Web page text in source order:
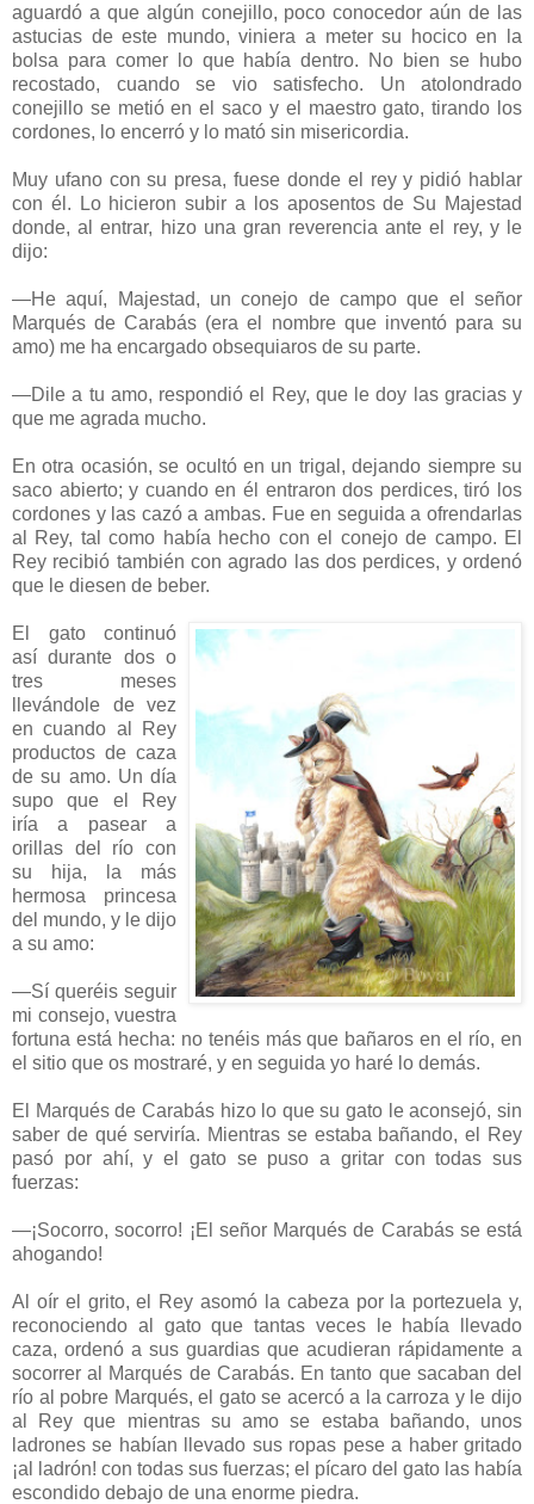
aguardó a que algún conejillo, poco conocedor aún de las
astucias de este mundo, viniera a meter su hocico en la
bolsa para comer lo que había dentro. No bien se hubo
recostado, cuando se vio satisfecho. Un atolondrado
conejillo se metió en el saco y el maestro gato, tirando los
cordones, lo encerró y lo mató sin misericordia.
Muy ufano con su presa, fuese donde el rey y pidió hablar
con él. Lo hicieron subir a los aposentos de Su Majestad
donde, al entrar, hizo una gran reverencia ante el rey, y le
dijo:
—He aquí, Majestad, un conejo de campo que el señor
Marqués de Carabás (era el nombre que inventó para su
amo) me ha encargado obsequiaros de su parte.
—Dile a tu amo, respondió el Rey, que le doy las gracias y
que me agrada mucho.
En otra ocasión, se ocultó en un trigal, dejando siempre su
saco abierto; y cuando en él entraron dos perdices, tiró los
cordones y las cazó a ambas. Fue en seguida a ofrendarlas
al Rey, tal como había hecho con el conejo de campo. El
Rey recibió también con agrado las dos perdices, y ordenó
que le diesen de beber.
El gato continuó
así durante dos o
tres meses
llevándole de vez
en cuando al Rey
productos de caza
de su amo. Un día
supo que el Rey
iría a pasear a
orillas del río con
su hija, la más
hermosa princesa
del mundo, y le dijo
a su amo:
—Sí queréis seguir
mi consejo, vuestra
fortuna está hecha: no tenéis más que bañaros en el río, en
el sitio que os mostraré, y en seguida yo haré lo demás.
El Marqués de Carabás hizo lo que su gato le aconsejó, sin
saber de qué serviría. Mientras se estaba bañando, el Rey
pasó por ahí, y el gato se puso a gritar con todas sus
fuerzas:
—¡Socorro, socorro! ¡El señor Marqués de Carabás se está
ahogando!
Al oír el grito, el Rey asomó la cabeza por la portezuela y,
reconociendo al gato que tantas veces le había llevado
caza, ordenó a sus guardias que acudieran rápidamente a
socorrer al Marqués de Carabás. En tanto que sacaban del
río al pobre Marqués, el gato se acercó a la carroza y le dijo
al Rey que mientras su amo se estaba bañando, unos
ladrones se habían llevado sus ropas pese a haber gritado
¡al ladrón! con todas sus fuerzas; el pícaro del gato las había
escondido debajo de una enorme piedra.